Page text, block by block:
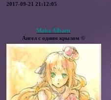
2017-09-21 21:12:05
Maka Albarn
Ангел с одним крылом ©